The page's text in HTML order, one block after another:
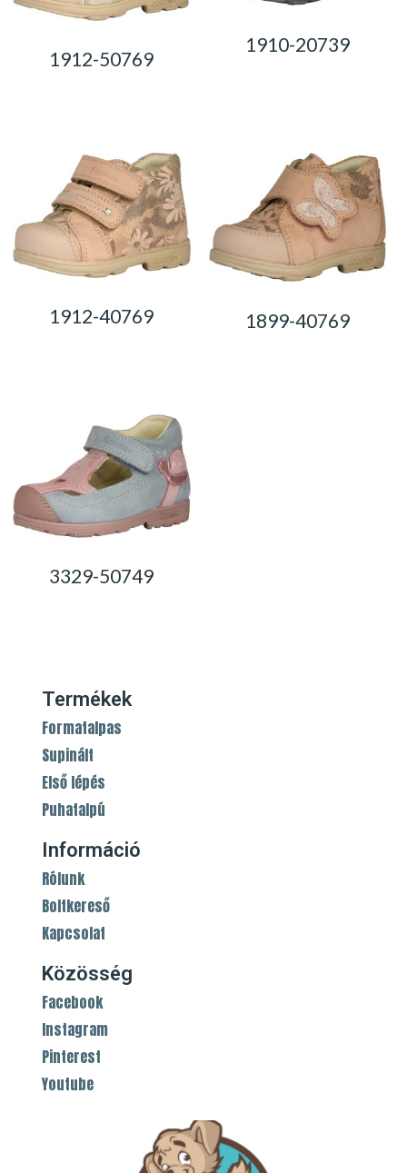
1912-50769
1910-20739
1912-40769 1899-40769
3329-50749
Termékek
Formatalpas
Supinált
Első lépés
Puhatalpú
Információ
Rólunk
Boltkereső
Kapcsolat
Közösség
Facebook
Instagram
Pinterest
Youtube